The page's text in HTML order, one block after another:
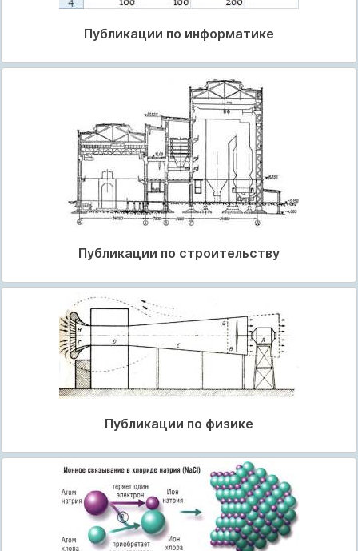
Публикации по информатике
Публикации по строительству
Публикации по физике